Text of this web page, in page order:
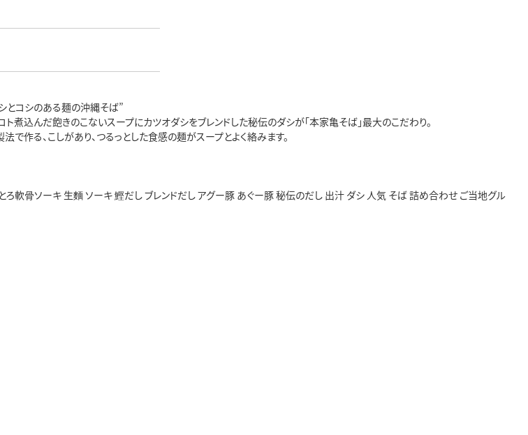
とコシのある麺の沖縄そば”
ト煮込んだ飽きのこないスープにカツオダシをブレンドした秘伝のダシが「本家亀そば」最大のこだわり。
作る、こしがあり、つるっとした食感の麺がスープとよく絡みます。
軟骨ソーキ 生麵 ソーキ 鰹だし ブレンドだし アグー豚 あぐー豚 秘伝のだし 出汁 ダシ 人気 そば 詰め合わせ ご当地グル